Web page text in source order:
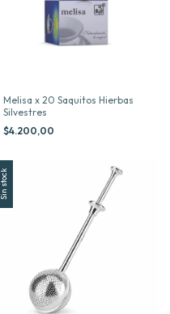
Melisa x 20 Saquitos Hierbas
Silvestres
$4.200,00
Sin stock